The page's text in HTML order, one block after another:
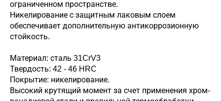
ограниченном пространстве.
Никелирование с защитным лаковым слоем
обеспечивает дополнительную антикоррозионную
стойкость.
Материал: сталь 31CrV3
Твердость: 42 - 46 HRC
Покрытие: никелирование.
Высокий крутящий момент за счет применения хром-